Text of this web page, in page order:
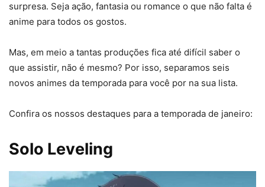
surpresa. Seja ação, fantasia ou romance o que não falta é
anime para todos os gostos.
Mas, em meio a tantas produções fica até difícil saber o
que assistir, não é mesmo? Por isso, separamos seis
novos animes da temporada para você por na sua lista.
Confira os nossos destaques para a temporada de janeiro:
Solo Leveling